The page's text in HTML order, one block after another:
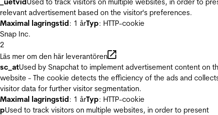
relevant advertisement based on the visitor's preferences.
Maximal lagringstid: 1 årTyp: HTTP-cookie
Snap Inc.
2
Läs mer om den här leverantören
sc_atUsed by Snapchat to implement advertisement content on
website - The cookie detects the efficiency of the ads and
visitor data for further visitor segmentation.
Maximal lagringstid: 1 årTyp: HTTP-cookie
pUsed to track visitors on multiple websites, in order to present